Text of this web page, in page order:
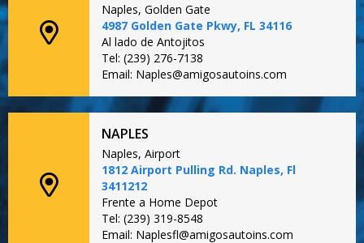
Naples, Golden Gate
4987 Golden Gate Pkwy, FL 34116
Al lado de Antojitos
Tel: (239) 276-7138
Email: Naples@amigosautoins.com
NAPLES
Naples, Airport
1812 Airport Pulling Rd. Naples, Fl
3411212
Frente a Home Depot
Tel: (239) 319-8548
Email: Naplesfl@amigosautoins.com